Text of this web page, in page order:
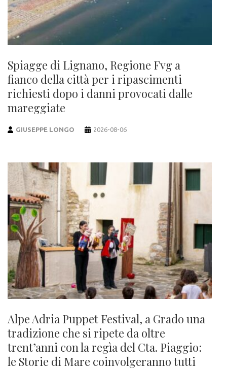
Spiagge di Lignano, Regione Fvg a
fianco della città per i ripascimenti
richiesti dopo i danni provocati dalle
mareggiate
GIUSEPPE LONGO 2026-08-06
Alpe Adria Puppet Festival, a Grado una
tradizione che si ripete da oltre
trent’anni con la regìa del Cta. Piaggio:
le Storie di Mare coinvolgeranno tutti